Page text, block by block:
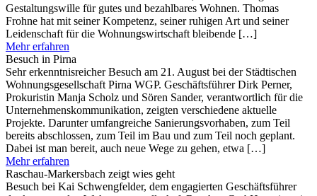
Gestaltungswille für gutes und bezahlbares Wohnen. Thomas
Frohne hat mit seiner Kompetenz, seiner ruhigen Art und seiner
Leidenschaft für die Wohnungswirtschaft bleibende […]
Mehr erfahren
Besuch in Pirna
Sehr erkenntnisreicher Besuch am 21. August bei der Städtischen
Wohnungsgesellschaft Pirna WGP. Geschäftsführer Dirk Perner,
Prokuristin Manja Scholz und Sören Sander, verantwortlich für die
Unternehmenskommunikation, zeigten verschiedene aktuelle
Projekte. Darunter umfangreiche Sanierungsvorhaben, zum Teil
bereits abschlossen, zum Teil im Bau und zum Teil noch geplant.
Dabei ist man bereit, auch neue Wege zu gehen, etwa […]
Mehr erfahren
Raschau-Markersbach zeigt wies geht
Besuch bei Kai Schwengfelder, dem engagierten Geschäftsführer